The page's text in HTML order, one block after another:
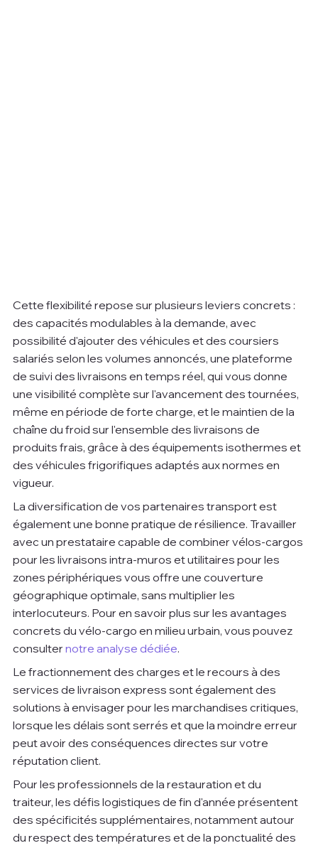
Cette flexibilité repose sur plusieurs leviers concrets :
des capacités modulables à la demande, avec
possibilité d'ajouter des véhicules et des coursiers
salariés selon les volumes annoncés, une plateforme
de suivi des livraisons en temps réel, qui vous donne
une visibilité complète sur l'avancement des tournées,
même en période de forte charge, et le maintien de la
chaîne du froid sur l'ensemble des livraisons de
produits frais, grâce à des équipements isothermes et
des véhicules frigorifiques adaptés aux normes en
vigueur.
La diversification de vos partenaires transport est
également une bonne pratique de résilience. Travailler
avec un prestataire capable de combiner vélos-cargos
pour les livraisons intra-muros et utilitaires pour les
zones périphériques vous offre une couverture
géographique optimale, sans multiplier les
interlocuteurs. Pour en savoir plus sur les avantages
concrets du vélo-cargo en milieu urbain, vous pouvez
consulter notre analyse dédiée.
Le fractionnement des charges et le recours à des
services de livraison express sont également des
solutions à envisager pour les marchandises critiques,
lorsque les délais sont serrés et que la moindre erreur
peut avoir des conséquences directes sur votre
réputation client.
Pour les professionnels de la restauration et du
traiteur, les défis logistiques de fin d'année présentent
des spécificités supplémentaires, notamment autour
du respect des températures et de la ponctualité des